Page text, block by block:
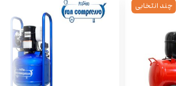
چند انتخابی